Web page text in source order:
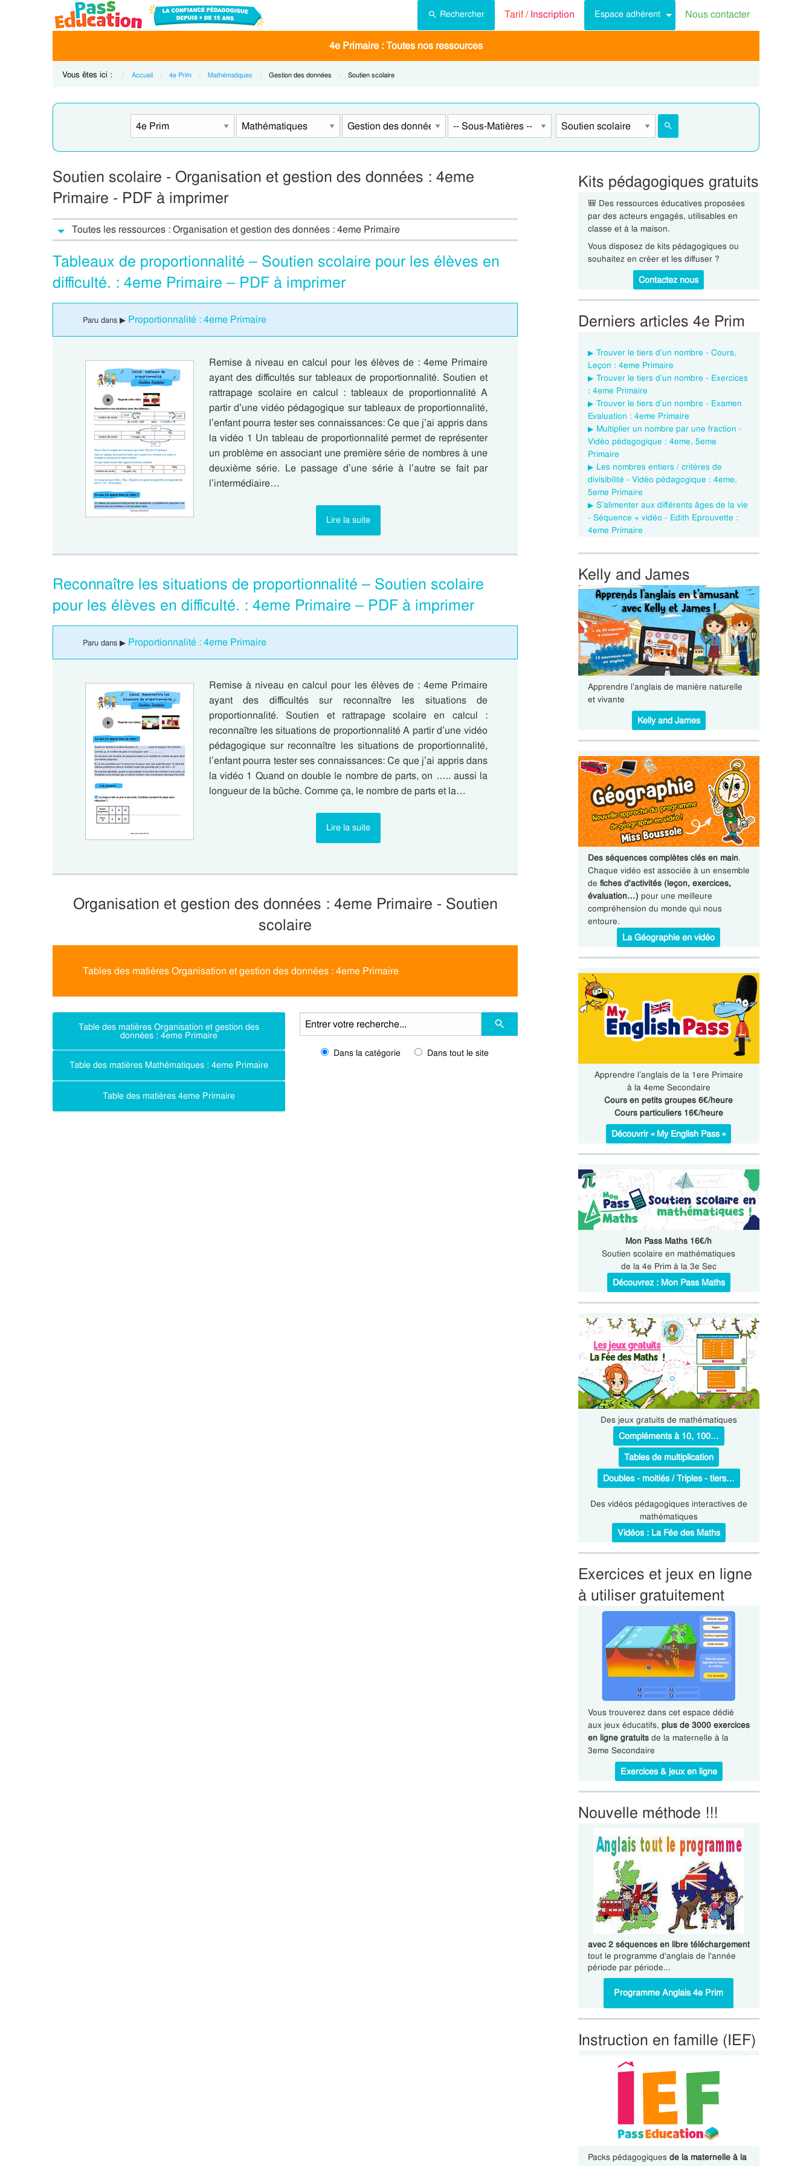
Rechercher Tarif /Inscription Espace adhérent Nous contacter
4e Primaire : Toutes nos ressources
Vous êtes ici : Accueil 4e Prim Mathématiques Current:
Gestion des données Current:
Soutien scolaire
Soutien scolaire - Organisation et gestion des données : 4eme
Primaire - PDF à imprimer
Toutes les ressources : Organisation et gestion des données : 4eme Primaire
Tableaux de proportionnalité – Soutien scolaire pour les élèves en
difficulté. : 4eme Primaire – PDF à imprimer
Paru dans ▶ Proportionnalité : 4eme Primaire
Remise à niveau en calcul pour les élèves de : 4eme Primaire
ayant des difficultés sur tableaux de proportionnalité. Soutien et
rattrapage scolaire en calcul : tableaux de proportionnalité A
partir d’une vidéo pédagogique sur tableaux de proportionnalité,
l’enfant pourra tester ses connaissances: Ce que j’ai appris dans
la vidéo 1 Un tableau de proportionnalité permet de représenter
un problème en associant une première série de nombres à une
deuxième série. Le passage d’une série à l’autre se fait par
l’intermédiaire…
Lire la suite
Reconnaître les situations de proportionnalité – Soutien scolaire
pour les élèves en difficulté. : 4eme Primaire – PDF à imprimer
Paru dans ▶ Proportionnalité : 4eme Primaire
Remise à niveau en calcul pour les élèves de : 4eme Primaire
ayant des difficultés sur reconnaître les situations de
proportionnalité. Soutien et rattrapage scolaire en calcul :
reconnaître les situations de proportionnalité A partir d’une vidéo
pédagogique sur reconnaître les situations de proportionnalité,
l’enfant pourra tester ses connaissances: Ce que j’ai appris dans
la vidéo 1 Quand on double le nombre de parts, on ….. aussi la
longueur de la bûche. Comme ça, le nombre de parts et la…
Lire la suite
Organisation et gestion des données : 4eme Primaire - Soutien
scolaire
Tables des matières Organisation et gestion des données : 4eme Primaire
Table des matières Organisation et gestion des
données : 4eme Primaire
Table des matières Mathématiques : 4eme Primaire
Table des matières 4eme Primaire
Dans la catégorie Dans tout le site
Kits pédagogiques gratuits
🎒 Des ressources éducatives proposées
par des acteurs engagés, utilisables en
classe et à la maison.
Vous disposez de kits pédagogiques ou
souhaitez en créer et les diffuser ?
Contactez nous
Derniers articles 4e Prim
Trouver le tiers d’un nombre - Cours,
Leçon : 4eme Primaire
Trouver le tiers d’un nombre - Exercices
: 4eme Primaire
Trouver le tiers d’un nombre - Examen
Evaluation : 4eme Primaire
Multiplier un nombre par une fraction -
Vidéo pédagogique : 4eme, 5eme
Primaire
Les nombres entiers / critères de
divisibilité - Vidéo pédagogique : 4eme,
5eme Primaire
S’alimenter aux différents âges de la vie
- Séquence + vidéo - Edith Eprouvette :
4eme Primaire
Kelly and James
Apprendre l’anglais de manière naturelle
et vivante
Kelly and James
Des séquences complètes clés en main.
Chaque vidéo est associée à un ensemble
de fiches d'activités (leçon, exercices,
évaluation…) pour une meilleure
compréhension du monde qui nous
entoure.
La Géographie en vidéo
Apprendre l’anglais de la 1ere Primaire
à la 4eme Secondaire
Cours en petits groupes 6€/heure
Cours particuliers 16€/heure
Découvrir « My English Pass »
Mon Pass Maths 16€/h
Soutien scolaire en mathématiques
de la 4e Prim à la 3e Sec
Découvrez : Mon Pass Maths
Des jeux gratuits de mathématiques
Compléments à 10, 100…
Tables de multiplication
Doubles - moitiés / Triples - tiers…
Des vidéos pédagogiques interactives de
mathématiques
Vidéos : La Fée des Maths
Exercices et jeux en ligne
à utiliser gratuitement
Vous trouverez dans cet espace dédié
aux jeux éducatifs, plus de 3000 exercices
en ligne gratuitsde la maternelle à la
3eme Secondaire
Exercices & jeux en ligne
Nouvelle méthode !!!
avec 2 séquences en libre téléchargement
tout le programme d'anglais de l'année
période par période...
Programme Anglais 4e Prim
Instruction en famille (IEF)
Packs pédagogiques de la maternelle à la